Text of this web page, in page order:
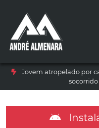
Jovem atropelado por